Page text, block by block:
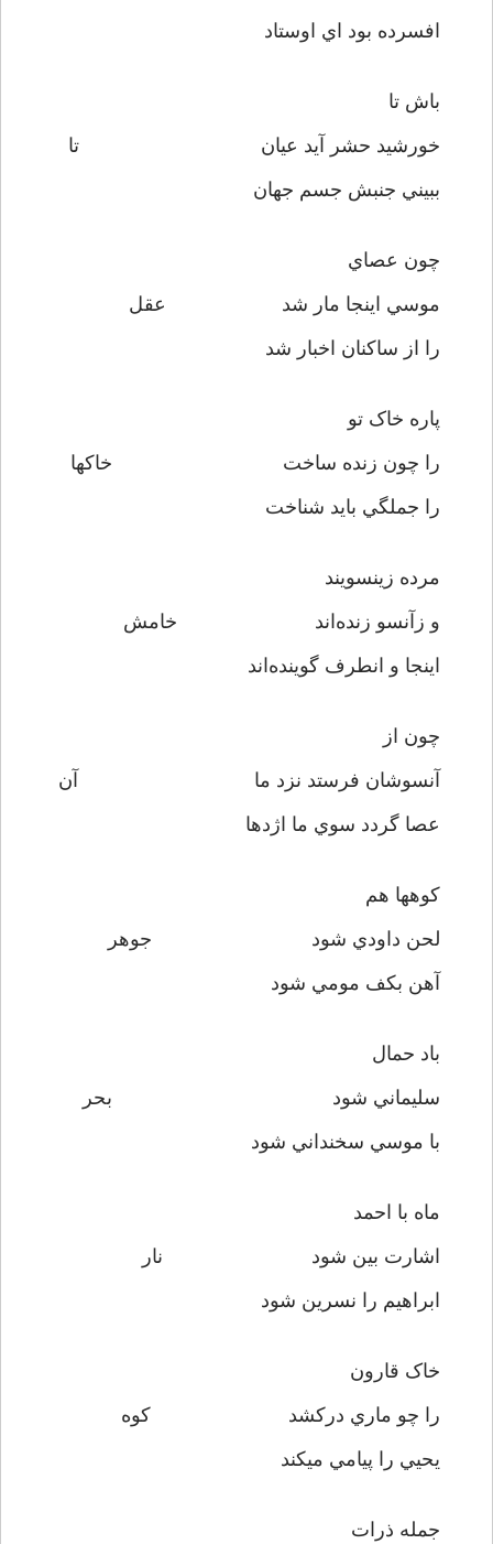
افسرده بود اي اوستاد
باش تا
خورشيد حشر آيد عيان تا
ببيني جنبش جسم جهان
چون عصاي
موسي اينجا مار شد عقل
را از ساکنان اخبار شد
پاره خاک تو
را چون زنده ساخت خاکها
را جملگي بايد شناخت
مرده زينسويند
و زآنسو زنده‌اند خامش
اينجا و انطرف گوينده‌اند
چون از
آنسوشان فرستد نزد ما آن
عصا گردد سوي ما اژدها
کوهها هم
لحن داودي شود جوهر
آهن بکف مومي شود
باد حمال
سليماني شود بحر
با موسي سخنداني شود
ماه با احمد
اشارت بين شود نار
ابراهيم را نسرين شود
خاک قارون
را چو ماري درکشد کوه
يحيي را پيامي ميکند
جمله ذرات